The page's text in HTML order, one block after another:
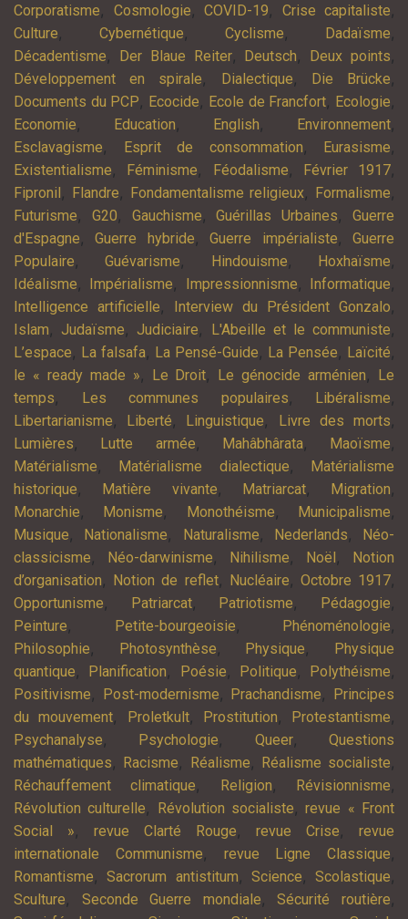
Corporatisme, Cosmologie, COVID-19, Crise capitaliste,
Culture, Cybernétique, Cyclisme, Dadaïsme,
Décadentisme, Der Blaue Reiter, Deutsch, Deux points,
Développement en spirale, Dialectique, Die Brücke,
Documents du PCP, Ecocide, Ecole de Francfort, Ecologie,
Economie, Education, English, Environnement,
Esclavagisme, Esprit de consommation, Eurasisme,
Existentialisme, Féminisme, Féodalisme, Février 1917,
Fipronil , Flandre, Fondamentalisme religieux, Formalisme,
Futurisme, G20, Gauchisme,Guérillas Urbaines,Guerre
d'Espagne,Guerre hybride,Guerre impérialiste,Guerre
Populaire,Guévarisme, Hindouisme, Hoxhaïsme,
Idéalisme, Impérialisme, Impressionnisme, Informatique,
Intelligence artificielle, Interview du Président Gonzalo,
Islam, Judaïsme, Judiciaire, L'Abeille et le communiste,
L’espace, La falsafa, La Pensé-Guide, La Pensée, Laïcité,
le « ready made », Le Droit, Le génocide arménien,
Le
temps, Les communes populaires, Libéralisme,
Libertarianisme, Liberté, Linguistique, Livre des morts,
Lumières, Lutte armée, Mahâbhârata, Maoïsme,
Matérialisme, Matérialisme dialectique,
Matérialisme
historique, Matière vivante, Matriarcat, Migration,
Monarchie, Monisme, Monothéisme, Municipalisme,
Musique, Nationalisme, Naturalisme, Nederlands,
Néo-
classicisme, Néo-darwinisme, Nihilisme, Noël ,
Notion
d’organisation, Notion de reflet, Nucléaire, Octobre 1917,
Opportunisme, Patriarcat, Patriotisme, Pédagogie,
Peinture, Petite-bourgeoisie, Phénoménologie,
Philosophie, Photosynthèse, Physique,
Physique
quantique, Planification, Poésie, Politique, Polythéisme,
Positivisme, Post-modernisme, Prachandisme,
Principes
du mouvement, Proletkult, Prostitution, Protestantisme,
Psychanalyse, Psychologie, Queer,Questions
mathématiques, Racisme, Réalisme, Réalisme socialiste,
Réchauffement climatique, Religion, Révisionnisme,
Révolution culturelle, Révolution socialiste,revue « Front
Social », revue Clarté Rouge, revue Crise, revue
internationale Communisme, revue Ligne Classique,
Romantisme,Sacrorum antistitum, Science, Scolastique,
Sculture, Seconde Guerre mondiale,Sécurité routière,